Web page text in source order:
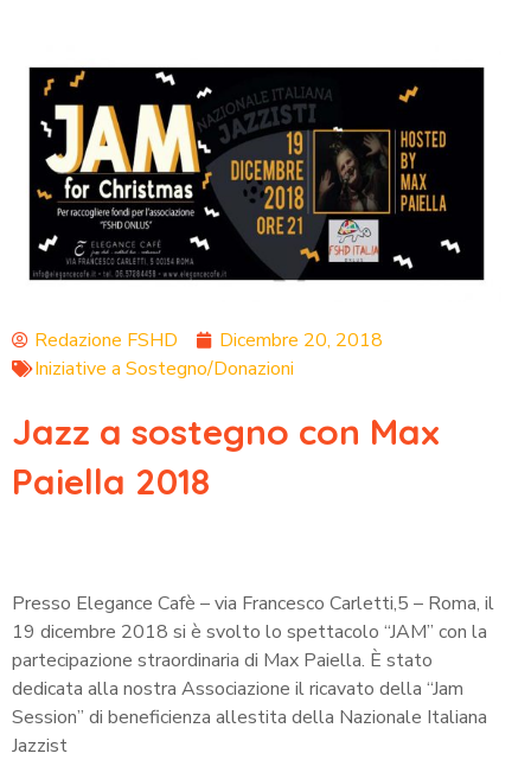
Redazione FSHD
Dicembre 20, 2018
Iniziative a Sostegno/Donazioni
Jazz a sostegno con Max
Paiella 2018
Presso Elegance Cafè – via Francesco Carletti,5 – Roma, il
19 dicembre 2018 si è svolto lo spettacolo “JAM” con la
partecipazione straordinaria di Max Paiella. È stato
dedicata alla nostra Associazione il ricavato della “Jam
Session” di beneficienza allestita della Nazionale Italiana
Jazzist